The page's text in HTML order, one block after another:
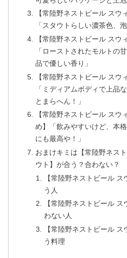
【常陸野ネストビール スウ
「スタウトらしい濃茶色、
【常陸野ネストビール スウ
「ローストされたモルトの
品で優しい香り」
【常陸野ネストビール スウ
「ミディアムボディで上品
とまらへん！」
【常陸野ネストビール スウ
め】「飲みやすいけど、本
にも最高や！」
おまけキミは【常陸野ネス
ウト】が合う？合わない？
【常陸野ネストビール
う人
【常陸野ネストビール
わない人
【常陸野ネストビール
う料理